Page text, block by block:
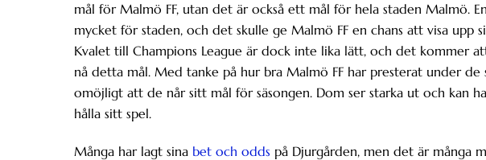
mål för Malmö FF, utan det är också ett mål för hela staden Malmö.
mycket för staden, och det skulle ge Malmö FF en chans att visa upp
Kvalet till Champions League är dock inte lika lätt, och det kommer
nå detta mål. Med tanke på hur bra Malmö FF har presterat under de
omöjligt att de når sitt mål för säsongen. Dom ser starka ut och kan
hålla sitt spel.
Många har lagt sina bet och odds på Djurgården, men det är många